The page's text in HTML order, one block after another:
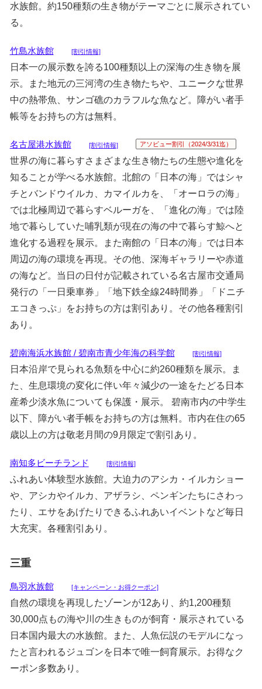
水族館。約150種類の生き物がテーマごとに展示されてい
る。
竹島水族館 [割引情報]
日本一の展示数を誇る100種類以上の深海の生き物を展
示。また地元の三河湾の生き物たちや、ユニークな世界
中の熱帯魚、サンゴ礁のカラフルな魚など。障がい者手
帳等をお持ちの方は無料。
名古屋港水族館 [割引情報] アソビュー割引（2024/3/31迄）
世界の海に暮らすさまざまな生き物たちの生態や進化を
知ることが学べる水族館。北館の「日本の海」ではシャ
チとバンドウイルカ、カマイルカを、「オーロラの海」
では北極周辺で暮らすベルーガを、「進化の海」では陸
地で暮らしていた哺乳類が現在の海の中で暮らす鯨へと
進化する過程を展示。また南館の「日本の海」では日本
周辺の海の環境を再現。その他、深海ギャラリーや赤道
の海など。当日の日付が記載されている名古屋市交通局
発行の「一日乗車券」「地下鉄全線24時間券」「ドニチ
エコきっぷ」をお持ちの方は割引あり。その他各種割引
あり。
碧南海浜水族館 / 碧南市青少年海の科学館 [割引情報]
日本沿岸で見られる魚類を中心に約260種類を展示。ま
た、生息環境の変化に伴い年々減少の一途をたどる日本
産希少淡水魚についても保護・展示。 碧南市内の中学生
以下、障がい者手帳をお持ちの方は無料。市内在住の65
歳以上の方は敬老月間の9月限定で割引あり。
南知多ビーチランド [割引情報]
ふれあい体験型水族館。大迫力のアシカ・イルカショー
や、アシカやイルカ、アザラシ、ペンギンたちにさわっ
たり、エサをあげたりできるふれあいイベントなど毎日
大充実。各種割引あり。
三重
鳥羽水族館 [キャンペーン・お得クーポン]
自然の環境を再現したゾーンが12あり、約1,200種類
30,000点もの海や川の生きものが飼育・展示されている
日本国内最大の水族館。また、人魚伝説のモデルになっ
たと言われるジュゴンを日本で唯一飼育展示。お得なク
ーポン多数あり。